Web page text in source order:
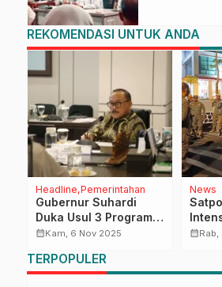
REKOMENDASI UNTUK ANDA
Headline Pemerintahan
Gubernur Suhardi
Duka Usul 3 Program
Strategis Perikanan di
calendar_monthKam, 6 Nov 2025
News
calendar_monthRab,
TERPOPULER